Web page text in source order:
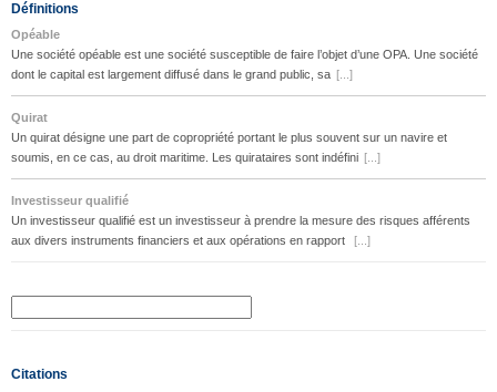
Définitions
Opéable
Une société opéable est une société susceptible de faire l’objet d’une OPA. Une société
dont le capital est largement diffusé dans le grand public, sa [...]
Quirat
Un quirat désigne une part de copropriété portant le plus souvent sur un navire et
soumis, en ce cas, au droit maritime. Les quirataires sont indéfini [...]
Investisseur qualifié
Un investisseur qualifié est un investisseur à prendre la mesure des risques afférents
aux divers instruments financiers et aux opérations en rapport
[...]
Citations